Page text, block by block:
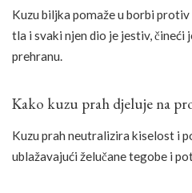
Kuzu biljka pomaže u borbi
tla i svaki njen dio je jestiv, čineći
prehranu.
Kako kuzu prah djeluje na
Kuzu prah neutralizira kiselost i
ublažavajući želučane tegobe i